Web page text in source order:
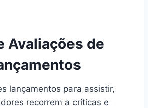
Avaliações de
lançamentos para assistir,
recorrem a críticas e